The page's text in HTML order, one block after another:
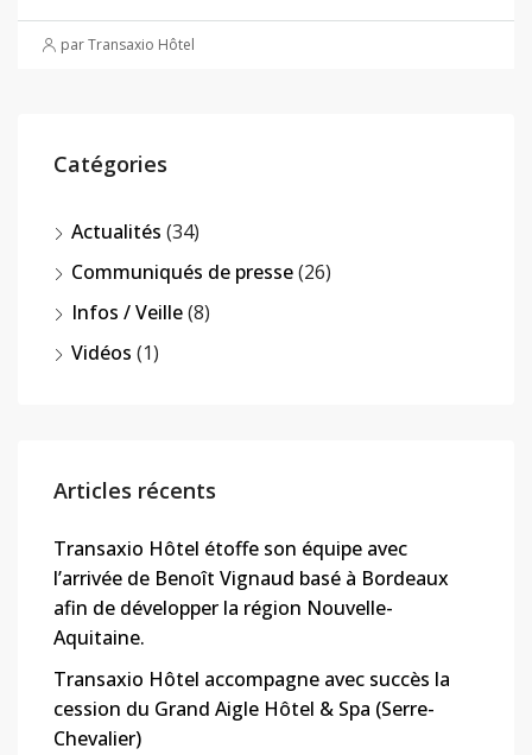
par Transaxio Hôtel
Catégories
Actualités (34)
Communiqués de presse(26)
Infos / Veille(8)
Vidéos (1)
Articles récents
Transaxio Hôtel étoffe son équipe avec
l’arrivée de Benoît Vignaud basé à Bordeaux
afin de développer la région Nouvelle-
Aquitaine.
Transaxio Hôtel accompagne avec succès la
cession du Grand Aigle Hôtel & Spa (Serre-
Chevalier)